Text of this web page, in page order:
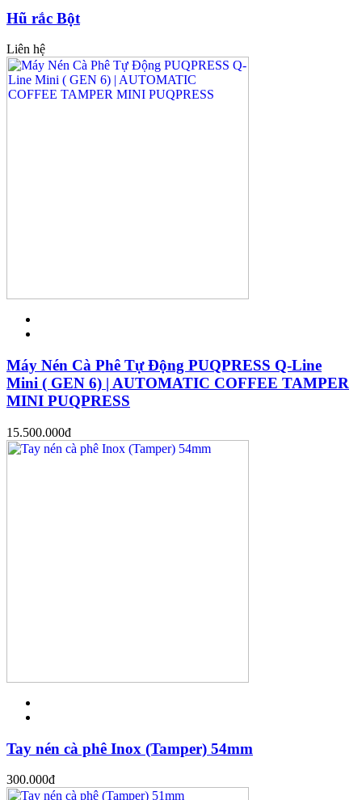
Hũ rắc Bột
Liên hệ
Máy Nén Cà Phê Tự Động PUQPRESS Q-Line
Mini ( GEN 6) | AUTOMATIC COFFEE TAMPER
MINI PUQPRESS
15.500.000đ
Tay nén cà phê Inox (Tamper) 54mm
300.000đ